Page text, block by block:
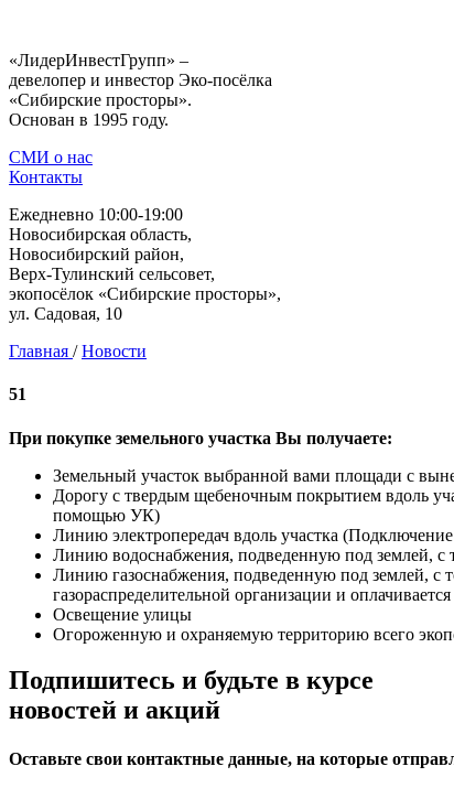
«ЛидерИнвестГрупп» –
девелопер и инвестор Эко-посёлка
«Сибирские просторы».
Основан в 1995 году.
СМИ о нас
Контакты
Ежедневно 10:00-19:00
Новосибирская область,
Новосибирский район,
Верх-Тулинский сельсовет,
экопосёлок «Сибирские просторы»,
ул. Садовая, 10
Главная / Новости
51
При покупке земельного участка Вы получаете:
Земельный участок выбранной вами площади с
Дорогу с твердым щебеночным покрытием вдоль
помощью УК)
Линию электропередач вдоль участка
Линию водоснабжения, подведенную под землей, с
Линию газоснабжения, подведенную под землей, с
газораспределительной организации и
Освещение улицы
Огороженную и охраняемую территорию всего
Подпишитесь и будьте в курсе
новостей и акций
Оставьте свои контактные данные, на которые